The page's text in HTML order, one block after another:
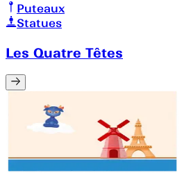
Puteaux
Statues
Les Quatre Têtes